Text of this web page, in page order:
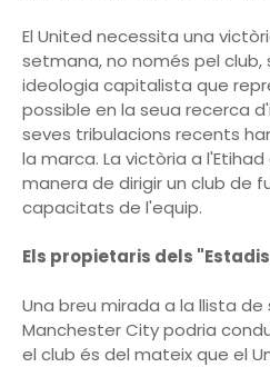
El United necessita una
setmana, no només pel
ideologia capitalista que
possible en la seua recerca
seves tribulacions recents
la marca. La victòria a
manera de dirigir un club de
capacitats de l'equip.
Els propietaris dels
Una breu mirada a la llista
Manchester City podria
el club és del mateix que el